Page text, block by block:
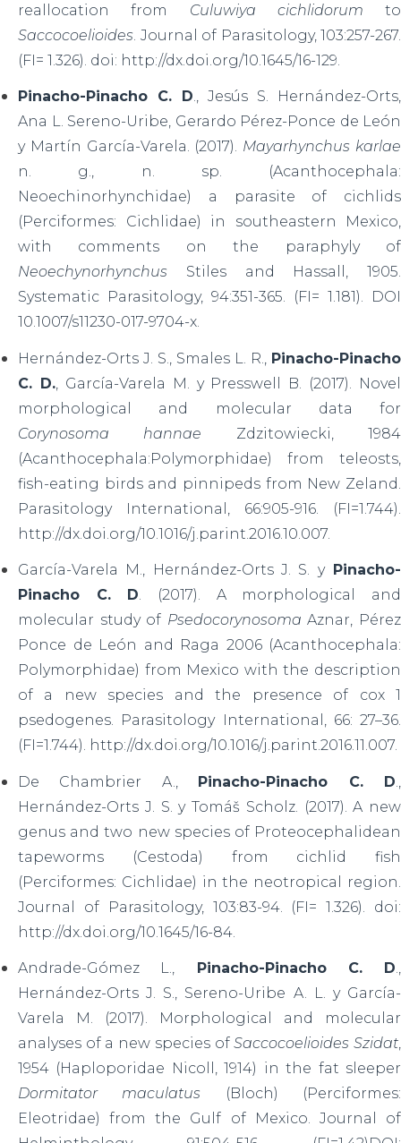
reallocation from Culuwiya cichlidorum to
Saccocoelioides . Journal of Parasitology, 103:257-267.
(FI= 1.326). doi: http://dx.doi.org/10.1645/16-129.
Pinacho-Pinacho C. D., Jesús S. Hernández-Orts,
Ana L. Sereno-Uribe, Gerardo Pérez-Ponce de León
y Martín García-Varela. (2017). Mayarhynchus karlae
n. g., n. sp. (Acanthocephala:
Neoechinorhynchidae) a parasite of cichlids
(Perciformes: Cichlidae) in southeastern Mexico,
with comments on the paraphyly of
Neoechynorhynchus Stiles and Hassall, 1905.
Systematic Parasitology, 94:351-365. (FI= 1.181). DOI
10.1007/s11230-017-9704-x.
Hernández-Orts J. S., Smales L. R., Pinacho-Pinacho
C. D., García-Varela M. y Presswell B. (2017). Novel
morphological and molecular data for
Corynosoma hannae Zdzitowiecki, 1984
(Acanthocephala:Polymorphidae) from teleosts,
fish-eating birds and pinnipeds from New Zeland.
Parasitology International, 66:905-916. (FI=1.744).
http://dx.doi.org/10.1016/j.parint.2016.10.007.
García-Varela M., Hernández-Orts J. S. yPinacho-
Pinacho C. D. (2017). A morphological and
molecular study of PsedocorynosomaAznar, Pérez
Ponce de León and Raga 2006 (Acanthocephala:
Polymorphidae) from Mexico with the description
of a new species and the presence of cox 1
psedogenes. Parasitology International, 66: 27–36.
(FI=1.744). http://dx.doi.org/10.1016/j.parint.2016.11.007.
De Chambrier A., Pinacho-Pinacho C. D
Hernández-Orts J. S. y Tomáš Scholz. (2017). A new
genus and two new species of Proteocephalidean
tapeworms (Cestoda) from cichlid fish
(Perciformes: Cichlidae) in the neotropical region.
Journal of Parasitology, 103:83-94. (FI= 1.326). doi:
http://dx.doi.org/10.1645/16-84.
Andrade-Gómez L., Pinacho-Pinacho C. D.,
Hernández-Orts J. S., Sereno-Uribe A. L. y García-
Varela M. (2017). Morphological and molecular
analyses of a new species ofSaccocoelioides Szidat,
1954 (Haploporidae Nicoll, 1914) in the fat sleeper
Dormitator maculatus (Bloch) (Perciformes:
Eleotridae) from the Gulf of Mexico. Journal of